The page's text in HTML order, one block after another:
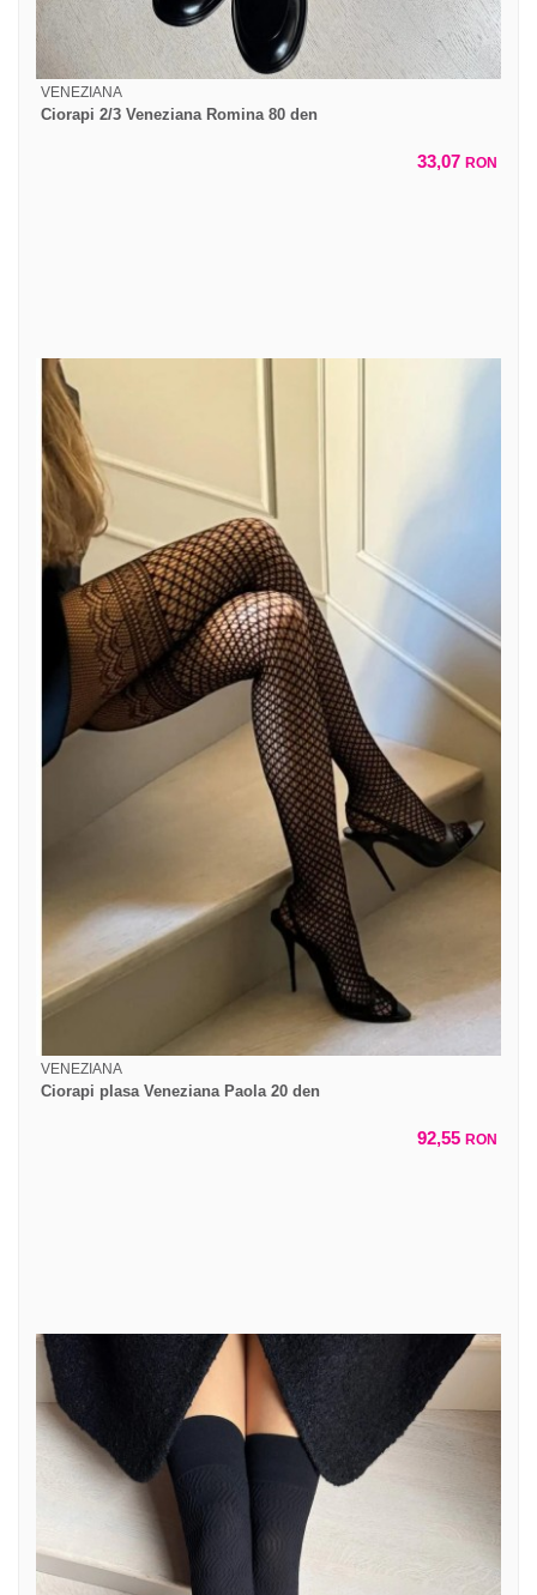
VENEZIANA
Ciorapi 2/3 Veneziana Romina 80 den
33,07 RON
VENEZIANA
Ciorapi plasa Veneziana Paola 20 den
92,55 RON